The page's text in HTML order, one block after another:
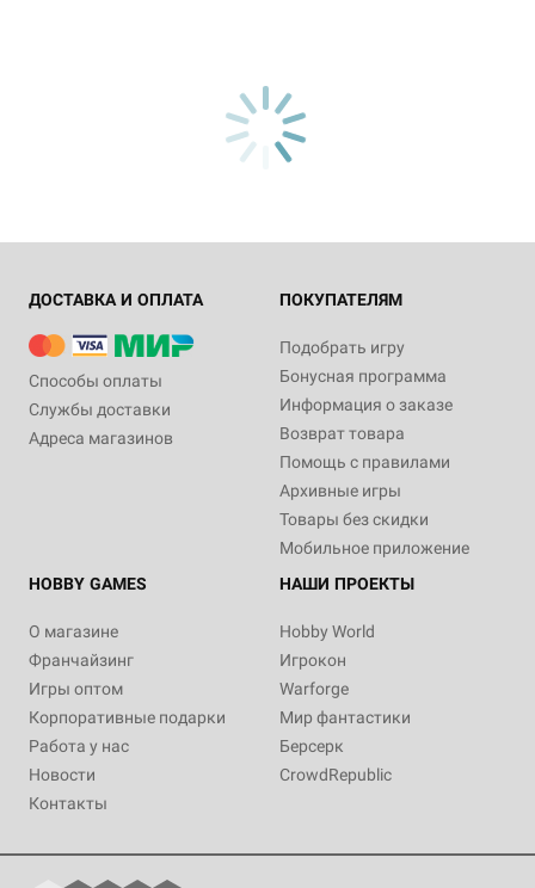
ДОСТАВКА И ОПЛАТА
Способы оплаты
Службы доставки
Адреса магазинов
ПОКУПАТЕЛЯМ
Подобрать игру
Бонусная программа
Информация о заказе
Возврат товара
Помощь с правилами
Архивные игры
Товары без скидки
Мобильное приложение
HOBBY GAMES
О магазине
Франчайзинг
Игры оптом
Корпоративные подарки
Работа у нас
Новости
Контакты
НАШИ ПРОЕКТЫ
Hobby World
Игрокон
Warforge
Мир фантастики
Берсерк
CrowdRepublic